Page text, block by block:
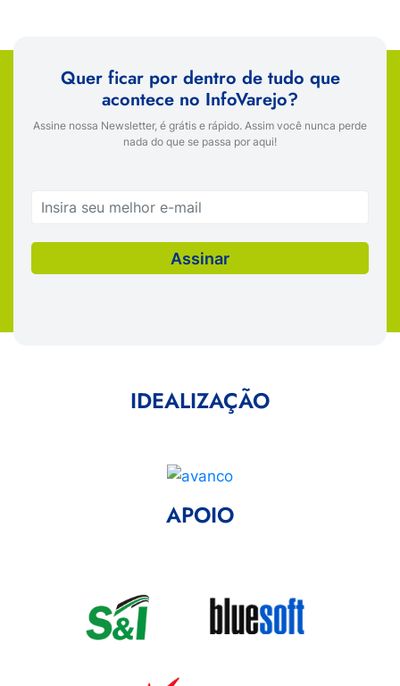
Quer ficar por dentro de tudo que
acontece no InfoVarejo?
Assine nossa Newsletter, é grátis e rápido. Assim você nunca perde
nada do que se passa por aqui!
IDEALIZAÇÃO
APOIO